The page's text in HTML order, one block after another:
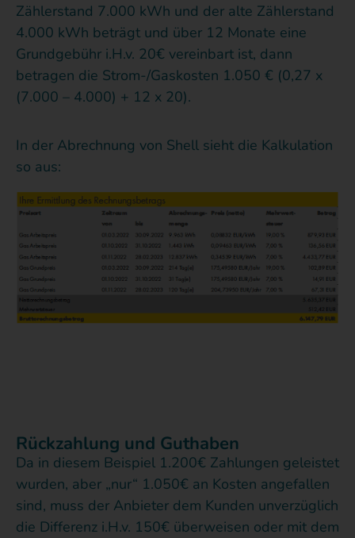
Zählerstand 7.000 kWh und der alte Zählerstand
4.000 kWh beträgt und über 12 Monate eine
Grundgebühr i.H.v. 20€ vereinbart ist, dann
betragen die Strom-/Gaskosten 1.050 € (0,27 x
(7.000 – 4.000) + 12 x 20).
In der Abrechnung von Shell sieht die Kalkulation
so aus:
Rückzahlung und Guthaben
Da in diesem Beispiel 1.200€ Zahlungen geleistet
wurden, aber „nur“ 1.050€ an Kosten angefallen
sind, muss der Anbieter dem Kunden unverzüglich
die Differenz i.H.v. 150€ überweisen oder mit dem